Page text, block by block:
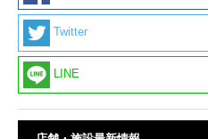
Twitter
LINE